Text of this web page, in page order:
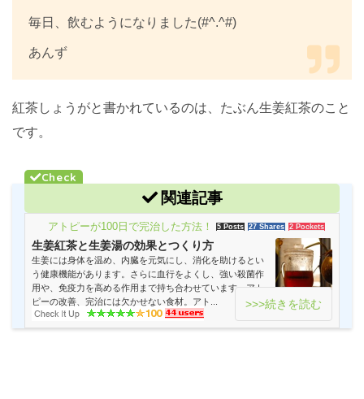
毎日、飲むようになりました(#^.^#)
あんず
紅茶しょうがと書かれているのは、たぶん生姜紅茶のこと
です。
関連記事
アトピーが100日で完治した方法！ 5 Posts 27 Shares 2 Pockets
生姜紅茶と生姜湯の効果とつくり方
生姜には身体を温め、内臓を元気にし、消化を助けるとい
う健康機能があります。さらに血行をよくし、強い殺菌作
用や、免疫力を高める作用まで持ち合わせています。アト
ピーの改善、完治には欠かせない食材。アト...
>>>続きを読む